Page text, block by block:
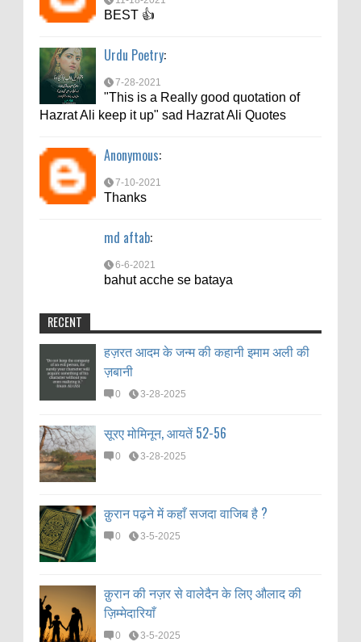
BEST 👍
Urdu Poetry:
7-28-2021
"This is a Really good quotation of
Hazrat Ali keep it up" sad Hazrat Ali Quotes
Anonymous:
7-10-2021
Thanks
md aftab:
6-6-2021
bahut acche se bataya
RECENT
हज़रत आदम के जन्म की कहानी इमाम अली की
ज़बानी
0 3-28-2025
सूरए मोमिनून, आयतें 52-56
0 3-28-2025
क़ुरान पढ़ने में कहाँ सजदा वाजिब है ?
0 3-5-2025
क़ुरान की नज़र से वालेदैन के लिए औलाद की
ज़िम्मेदारियाँ
0 3-5-2025